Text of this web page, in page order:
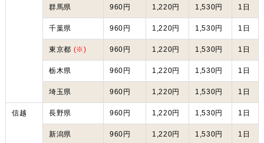
群馬県 960円 1,220円 1,530円 1日
千葉県 960円 1,220円 1,530円 1日
東京都 (※) 960円 1,220円 1,530円 1日
栃木県 960円 1,220円 1,530円 1日
埼玉県 960円 1,220円 1,530円 1日
信越 長野県 960円 1,220円 1,530円 1日
新潟県 960円 1,220円 1,530円 1日